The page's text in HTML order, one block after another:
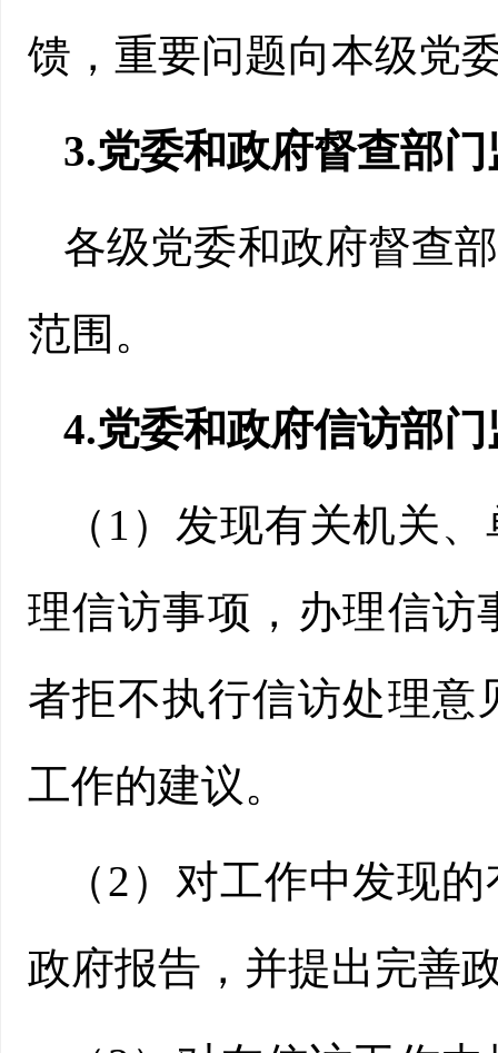
馈，重要问题向本级党
3.党委和政府督查部
各级党委和政府督查
范围。
4.党委和政府信访部门
（1）发现有关机关
理信访事项，办理信访
者拒不执行信访处理意
工作的建议。
（2）对工作中发现
政府报告，并提出完善